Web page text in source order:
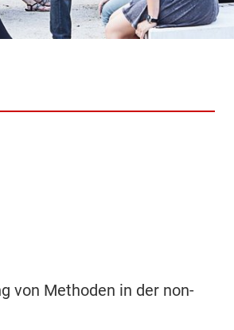
von Methoden in der non-